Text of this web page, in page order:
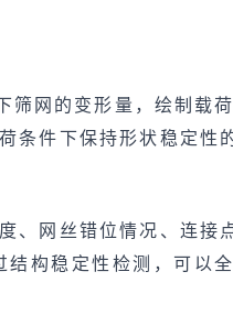
网的变形量，绘制载
件下保持形状稳定性
网丝错位情况、连接
构稳定性检测，可以